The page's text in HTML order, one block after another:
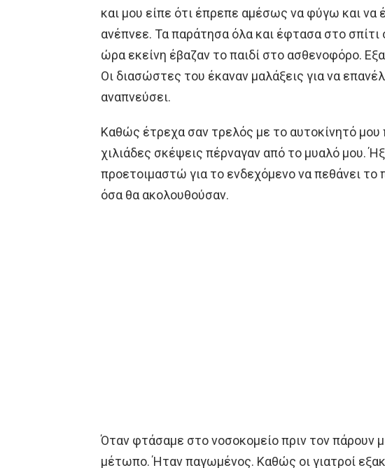
και μου είπε ότι έπρεπε αμέσως να φύγω και να
ανέπνεε. Τα παράτησα όλα και έφτασα στο
ώρα εκείνη έβαζαν το παιδί στο ασθενοφόρο.
Οι διασώστες του έκαναν μαλάξεις για να
αναπνεύσει.
Καθώς έτρεχα σαν τρελός με το αυτοκίνητό
χιλιάδες σκέψεις πέρναγαν από το μυαλό μου.
προετοιμαστώ για το ενδεχόμενο να πεθάνει το
όσα θα ακολουθούσαν.
Όταν φτάσαμε στο νοσοκομείο πριν τον πάρουν
μέτωπο. Ήταν παγωμένος. Καθώς οι γιατροί